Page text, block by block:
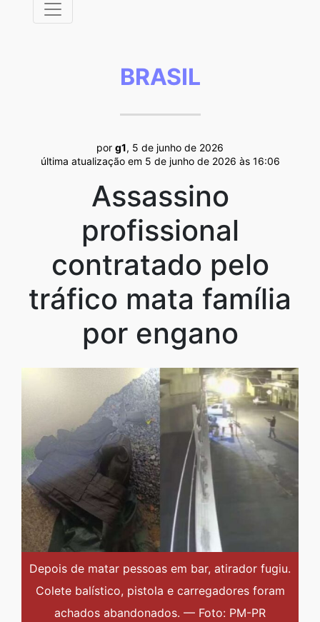
BRASIL
por g1, 5 de junho de 2026
última atualização em 5 de junho de 2026 às 16:06
Assassino
profissional
contratado pelo
tráfico mata família
por engano
Depois de matar pessoas em bar, atirador fugiu.
Colete balístico, pistola e carregadores foram
achados abandonados. — Foto: PM-PR